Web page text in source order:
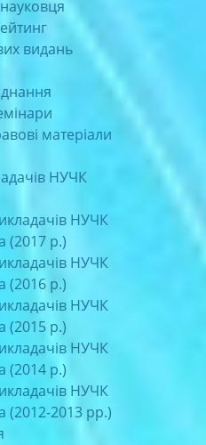
видань
матеріали
НУЧК
НУЧК
(2017 р.)
НУЧК
(2016 р.)
НУЧК
(2015 р.)
НУЧК
(2014 р.)
НУЧК
(2012-2013 рр.)